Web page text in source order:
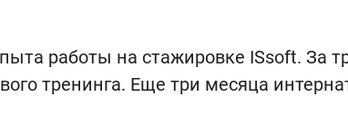
работы на стажировке ISsoft. За
тренинга. Еще три месяца